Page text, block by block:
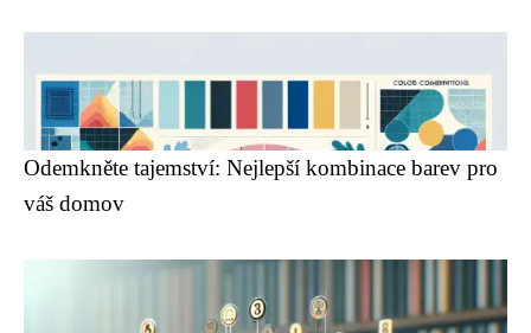
Odemkněte tajemství: Nejlepší kombinace barev pro
váš domov